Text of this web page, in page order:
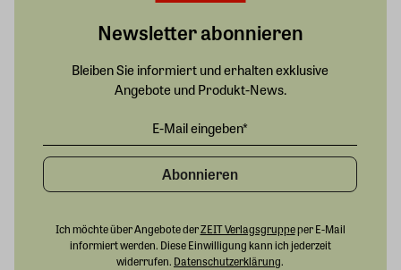
Newsletter abonnieren
Bleiben Sie informiert und erhalten exklusive
Angebote und Produkt-News.
Abonnieren
Ich möchte über Angebote derZEIT Verlagsgruppeper E-Mail
informiert werden. Diese Einwilligung kann ich jederzeit
widerrufen. Datenschutzerklärung.